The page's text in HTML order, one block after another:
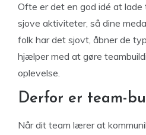
Ofte er det en god idé at
sjove aktiviteter, så dine
folk har det sjovt, åbner de
hjælper med at gøre
oplevelse.
Derfor er team-
Når dit team lærer at